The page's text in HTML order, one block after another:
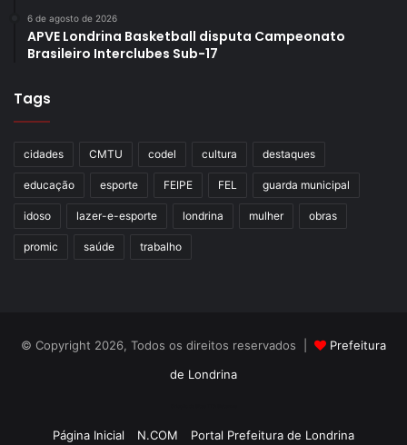
6 de agosto de 2026
APVE Londrina Basketball disputa Campeonato
Brasileiro Interclubes Sub-17
Tags
cidades CMTU codel cultura destaques
educação esporte FEIPE FEL guarda municipal
idoso lazer-e-esporte londrina mulher obras
promic saúde trabalho
© Copyright 2026, Todos os direitos reservados |
Prefeitura
de Londrina
Página Inicial N.COM Portal Prefeitura de Londrina